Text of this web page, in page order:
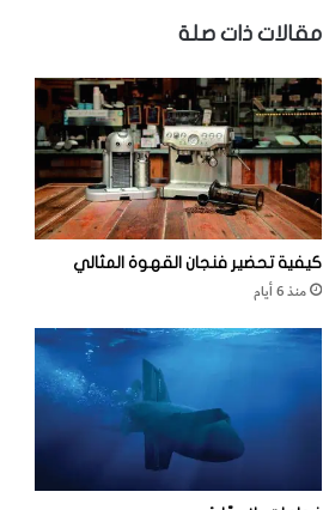
س
ة
أ
ر
ك
ي
و
ل
و
ج
ي
ة
مقالات ذات صلة
كيفية تحضير فنجان القهوة المثالي
منذ 6 أيام